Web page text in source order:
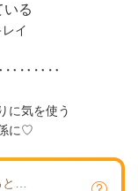
いる
イ
に気を使う
に♡
…